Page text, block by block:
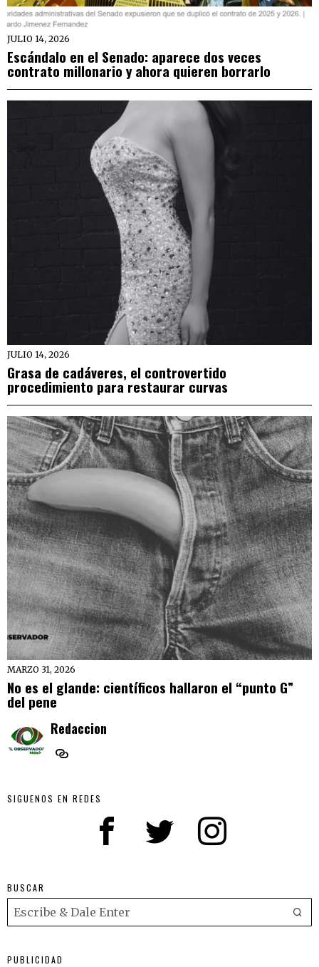
JULIO 14, 2026
Escándalo en el Senado: aparece dos veces
contrato millonario y ahora quieren borrarlo
JULIO 14, 2026
Grasa de cadáveres, el controvertido
procedimiento para restaurar curvas
MARZO 31, 2026
No es el glande: científicos hallaron el “punto G”
del pene
Redaccion
SIGUENOS EN REDES
BUSCAR
PUBLICIDAD